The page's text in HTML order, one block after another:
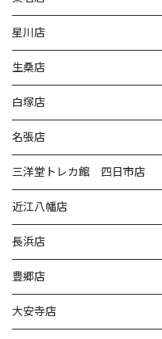
星川店
生桑店
白塚店
名張店
三洋堂トレカ館 四日市店
近江八幡店
長浜店
豊郷店
大安寺店